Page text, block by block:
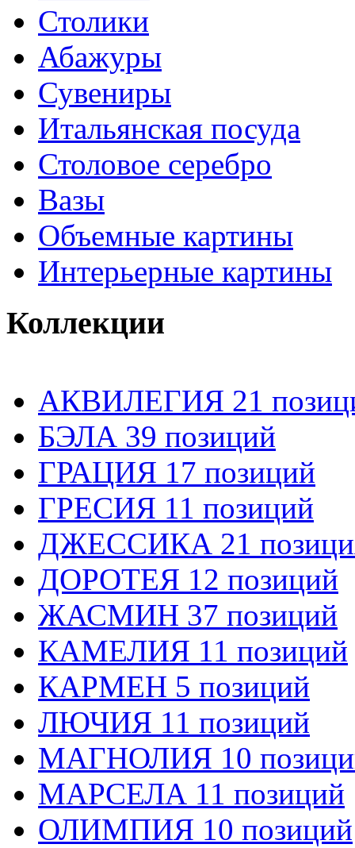
Столики
Абажуры
Сувениры
Итальянская посуда
Столовое серебро
Вазы
Объемные картины
Интерьерные картины
Коллекции
АКВИЛЕГИЯ 21
БЭЛА 39 позиций
ГРАЦИЯ 17 позиций
ГРЕСИЯ 11 позиций
ДЖЕССИКА 21
ДОРОТЕЯ 12 позиций
ЖАСМИН 37 позиций
КАМЕЛИЯ 11 позиций
КАРМЕН 5 позиций
ЛЮЧИЯ 11 позиций
МАГНОЛИЯ 10
МАРСЕЛА 11 позиций
ОЛИМПИЯ 10 позиций